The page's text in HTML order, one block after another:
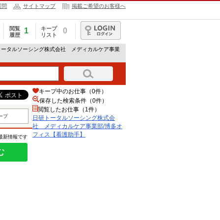
問 サイトマップ 掲載ご希望のお客様へ
閲覧
履歴
1
キープ
リスト
0
ログイン
ータルソーシング株式会社 メディカルケア事業
プ
新情報です
キープ中のお仕事（0件）
保存した検索条件（0件）
閲覧したお仕事（1件）
日研トータルソーシング株式会
社 メディカルケア事業部/博多オ
フィス【看護助手】